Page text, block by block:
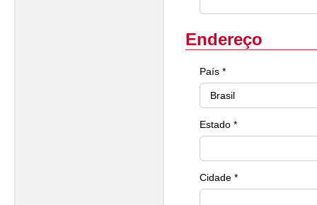
Endereço
País *
Estado *
Cidade *